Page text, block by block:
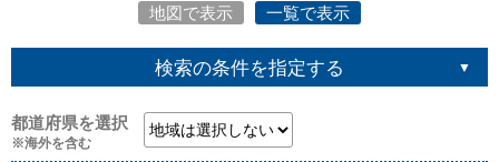
地図で表示 一覧で表示
検索の条件を指定する
都道府県を選択
※海外を含む